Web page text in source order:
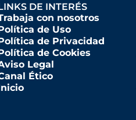
DE INTERÉS
con nosotros
de Uso
de Privacidad
de Cookies
Legal
Ético